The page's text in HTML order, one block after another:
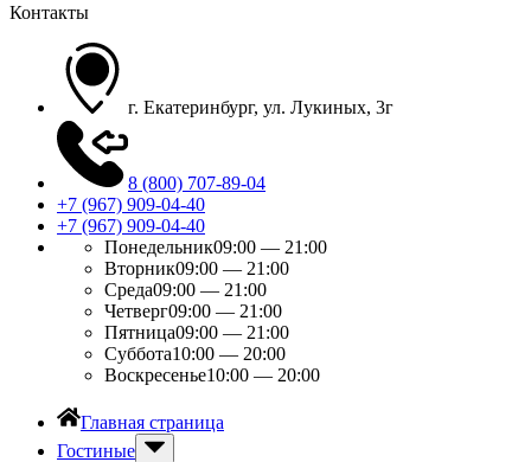
Контакты
г. Екатеринбург, ул. Лукиных, 3г
8 (800) 707-89-04
+7 (967) 909-04-40
+7 (967) 909-04-40
Понедельник09:00 — 21:00
Вторник09:00 — 21:00
Среда09:00 — 21:00
Четверг09:00 — 21:00
Пятница09:00 — 21:00
Суббота10:00 — 20:00
Воскресенье10:00 — 20:00
Главная страница
Гостиные